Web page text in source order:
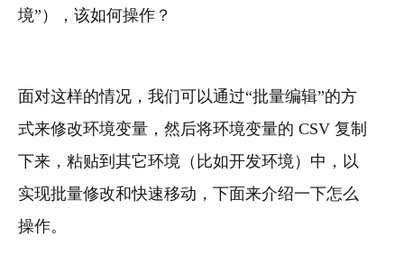
境”），该如何操作？
面对这样的情况，我们可以通过“批量编辑”的方
式来修改环境变量，然后将环境变量的 CSV 复制
下来，粘贴到其它环境（比如开发环境）中，以
实现批量修改和快速移动，下面来介绍一下怎么
操作。